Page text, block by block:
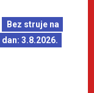
Bez struje na
dan: 3.8.2026.